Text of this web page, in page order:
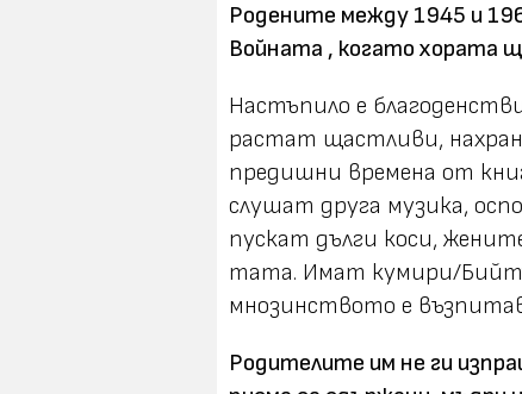
Родените между 1945 и
Войната , когато хората
Настъпило е
растат щастливи,
предишни времена от
слушат друга музика,
пускат дълги коси,
тата. Имат кумири/
мнозинството е
Родителите им не ги